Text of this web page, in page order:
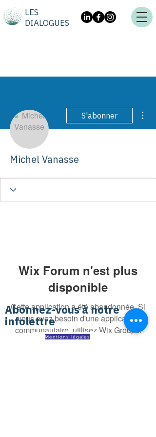
LES
DIALOGUES
S'abonner
Michel Vanasse
Wix Forum n'est plus
disponible
Cette application a été abandonnée. Si
vous avez besoin d'une application
communautaire, utilisez Wix Groups.
Abonnez-vous à notre
infolettre
Mentions légales